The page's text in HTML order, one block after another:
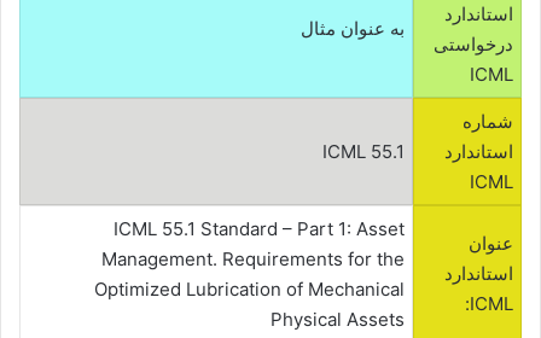
استاندارد
درخواستی
ICML
به عنوان مثال
شماره
استاندارد
ICML
ICML 55.1
عنوان
استاندارد
ICML:
ICML 55.1 Standard – Part 1: Asset
Management. Requirements for the
Optimized Lubrication of Mechanical
Physical Assets